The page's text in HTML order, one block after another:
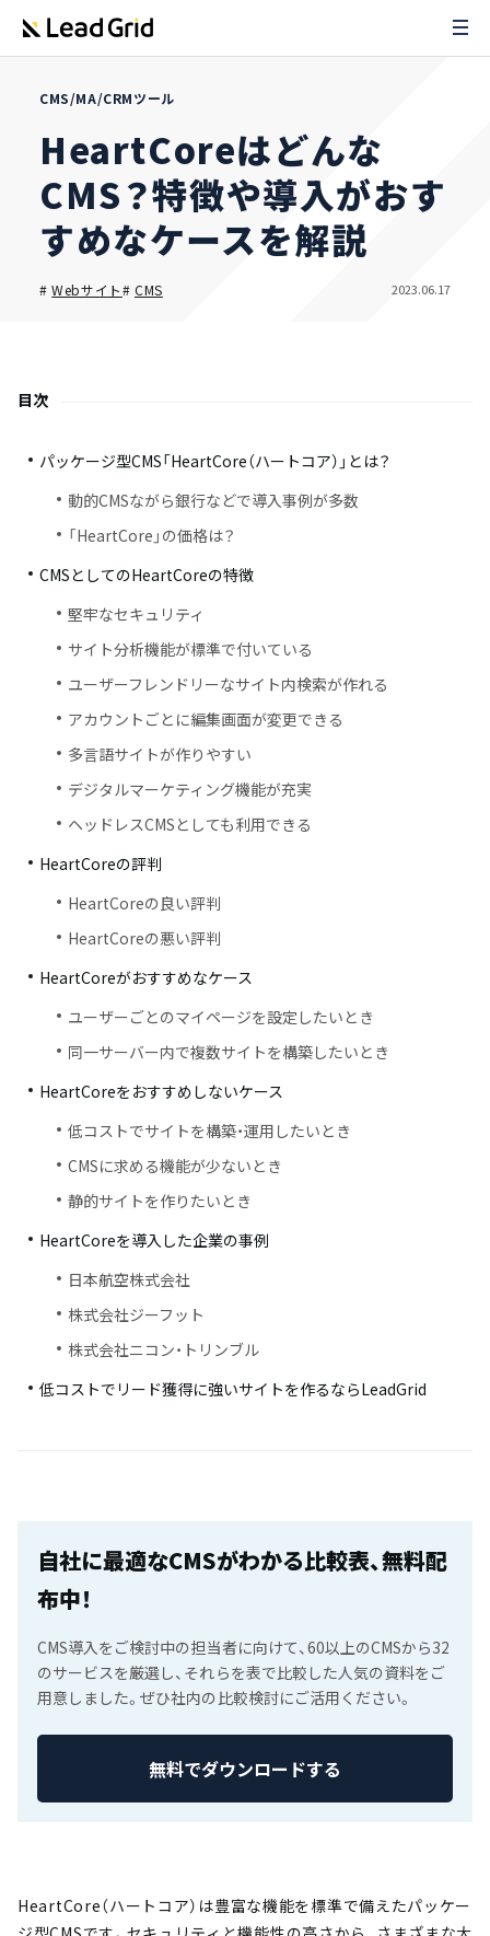
CMS/MA/CRMツール
HeartCoreはどんな
CMS？特徴や導入がおす
すめなケースを解説
#Webサイト#CMS 2023.06.17
目次
パッケージ型CMS「HeartCore（ハートコア）」とは？
動的CMSながら銀行などで導入事例が多数
「HeartCore」の価格は？
CMSとしてのHeartCoreの特徴
堅牢なセキュリティ
サイト分析機能が標準で付いている
ユーザーフレンドリーなサイト内検索が作れる
アカウントごとに編集画面が変更できる
多言語サイトが作りやすい
デジタルマーケティング機能が充実
ヘッドレスCMSとしても利用できる
HeartCoreの評判
HeartCoreの良い評判
HeartCoreの悪い評判
HeartCoreがおすすめなケース
ユーザーごとのマイページを設定したいとき
同一サーバー内で複数サイトを構築したいとき
HeartCoreをおすすめしないケース
低コストでサイトを構築・運用したいとき
CMSに求める機能が少ないとき
静的サイトを作りたいとき
HeartCoreを導入した企業の事例
日本航空株式会社
株式会社ジーフット
株式会社ニコン・トリンブル
低コストでリード獲得に強いサイトを作るならLeadGrid
自社に最適なCMSがわかる比較表、無料配
布中！
CMS導入をご検討中の担当者に向けて、60以上のCMSから32
のサービスを厳選し、それらを表で比較した人気の資料をご
用意しました。ぜひ社内の比較検討にご活用ください。
無料でダウンロードする
HeartCore（ハートコア）は豊富な機能を標準で備えたパッケー